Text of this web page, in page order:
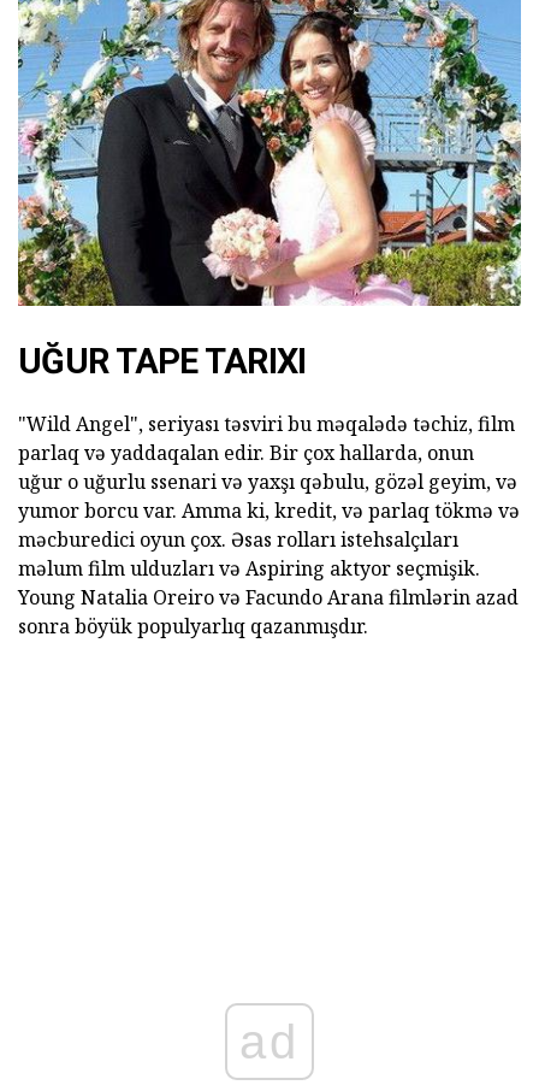
UĞUR TAPE TARIXI
"Wild Angel", seriyası təsviri bu məqalədə təchiz, film
parlaq və yaddaqalan edir. Bir çox hallarda, onun
uğur o uğurlu ssenari və yaxşı qəbulu, gözəl geyim, və
yumor borcu var. Amma ki, kredit, və parlaq tökmə və
məcburedici oyun çox. Əsas rolları istehsalçıları
məlum film ulduzları və Aspiring aktyor seçmişik.
Young Natalia Oreiro və Facundo Arana filmlərin azad
sonra böyük populyarlıq qazanmışdır.
ad